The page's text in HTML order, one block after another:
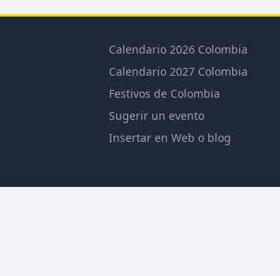
Calendario 2026 Colombia
Calendario 2027 Colombia
Festivos de Colombia
Sugerir un evento
Insertar en Web o blog